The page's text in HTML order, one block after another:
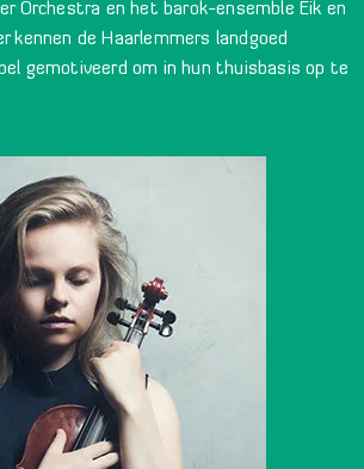
Orchestra en het barok-ensemble Eik en
kennen de Haarlemmers landgoed
gemotiveerd om in hun thuisbasis op te